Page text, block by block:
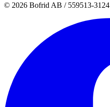
© 2026 Bofrid AB / 559513-3124